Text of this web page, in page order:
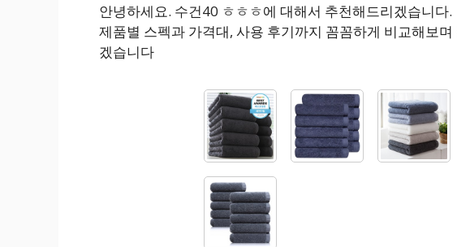
안녕하세요. 수건40 ㅎㅎㅎ에 대해서 추천해드리겠습니다.
제품별 스펙과 가격대, 사용 후기까지 꼼꼼하게 비교해보
겠습니다